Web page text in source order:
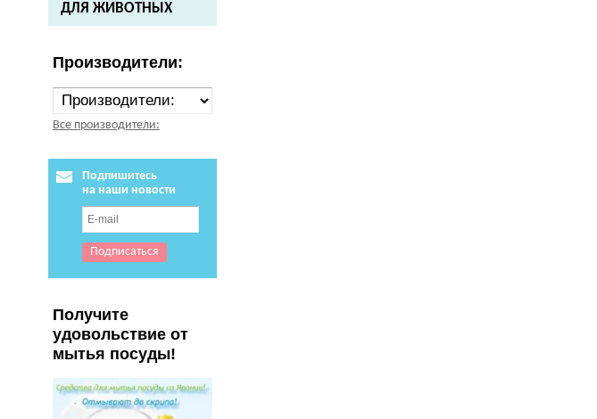
ДЛЯ ЖИВОТНЫХ
Производители:
Все производители:
Подпишитесь
на наши новости
Получите
удовольствие от
мытья посуды!